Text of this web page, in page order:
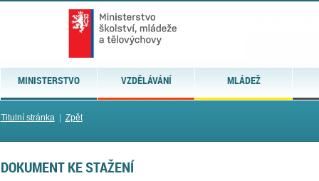
MINISTERSTVO VZDĚLÁVÁNÍ MLÁDEŽ
Titulní stránka| Zpět
DOKUMENT KE STAŽENÍ